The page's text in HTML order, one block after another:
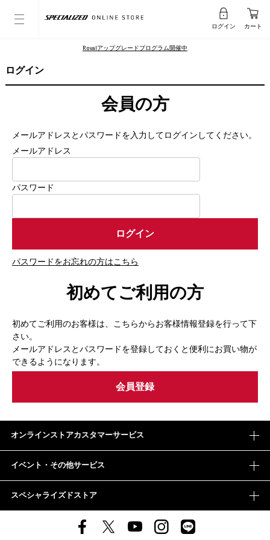
ログイン カート
Rovalアップグレードプログラム開催中
ログイン
会員の方
メールアドレスとパスワードを入力してログインしてください。
メールアドレス
パスワード
パスワードをお忘れの方はこちら
初めてご利用の方
初めてご利用のお客様は、こちらからお客様情報登録を行って下
さい。
メールアドレスとパスワードを登録しておくと便利にお買い物が
できるようになります。
オンラインストアカスタマーサービス
イベント・その他サービス
スペシャライズドストア